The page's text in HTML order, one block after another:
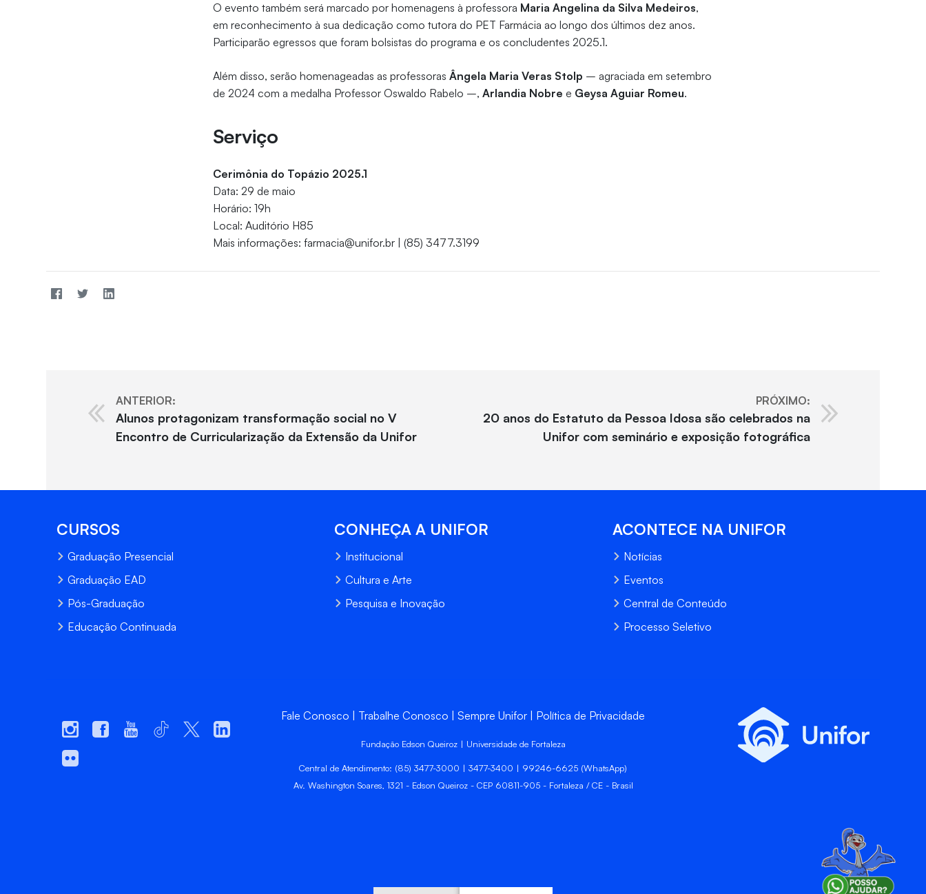
O evento também será marcado por homenagens à professora Maria Angelina da Silva Medeiros,
em reconhecimento à sua dedicação como tutora do PET Farmácia ao longo dos últimos dez anos.
Participarão egressos que foram bolsistas do programa e os concludentes 2025.1.
Além disso, serão homenageadas as professorasÂngela Maria Veras Stolp – agraciada em setembro
de 2024 com a medalha Professor Oswaldo Rabelo –,Arlandia Nobre e Geysa Aguiar Romeu.
Serviço
Cerimônia do Topázio 2025.1
Data: 29 de maio
Horário: 19h
Local: Auditório H85
Mais informações: farmacia@unifor.br | (85) 3477.3199
ANTERIOR:
Alunos protagonizam transformação social no V
Encontro de Curricularização da Extensão da Unifor
PRÓXIMO:
20 anos do Estatuto da Pessoa Idosa são celebrados na
Unifor com seminário e exposição fotográfica
CURSOS
Graduação Presencial
Graduação EAD
Pós-Graduação
Educação Continuada
CONHEÇA A UNIFOR
Institucional
Cultura e Arte
Pesquisa e Inovação
ACONTECE NA UNIFOR
Notícias
Eventos
Central de Conteúdo
Processo Seletivo
Fale Conosco Trabalhe Conosco Sempre Unifor Política de Privacidade
Fundação Edson Queiroz | Universidade de Fortaleza
Central de Atendimento: (85) 3477-3000 | 3477-3400 | 99246-6625 (WhatsApp)
Av. Washington Soares, 1321 - Edson Queiroz - CEP 60811-905 - Fortaleza / CE - Brasil